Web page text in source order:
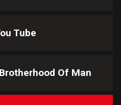
Tube
Brotherhood Of Man